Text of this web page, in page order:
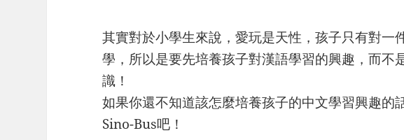
其實對於小學生來說，愛玩是天性，孩子只有對一
學，所以是要先培養孩子對漢語學習的興趣，而不
識！
如果你還不知道該怎麼培養孩子的中文學習興趣的
Sino-Bus吧！